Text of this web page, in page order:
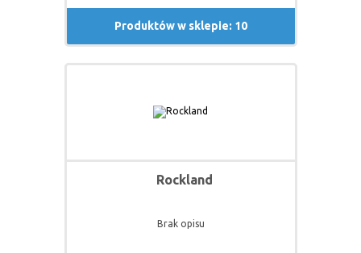
"obitymi" drogami. Poza produktami dla
wspinaczki i alpinizmu Rock Empire posiada
dużą ofertę sprzętu stosowanego do pracy na
najbardziej rozpoznawalne na naszym rynku
wysokościowych. Obecnie produkty Rock
Empire znane są na wszystkich kontynentach i
Produktów w sklepie: 10
Rockland
Brak opisu